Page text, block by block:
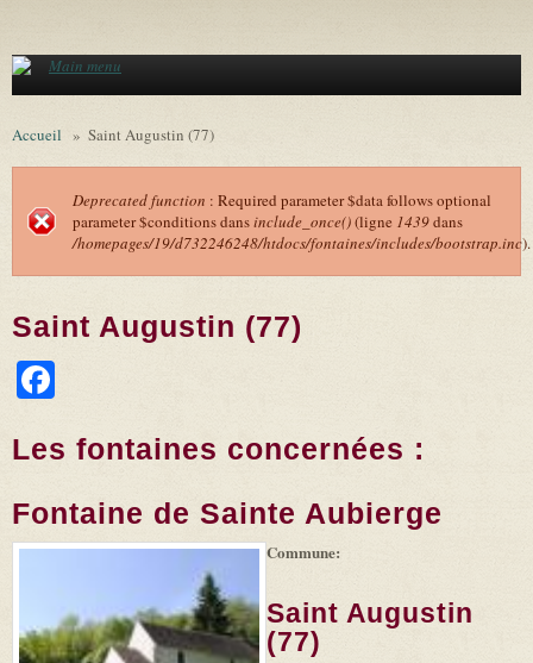
Main menu
Accueil » Saint Augustin (77)
Message d'erreur
Deprecated function : Required parameter $data follows optional
parameter $conditions dansinclude_once()(ligne 1439dans
/homepages/19/d732246248/htdocs/fontaines/includes/bootstrap.inc).
Saint Augustin (77)
Les fontaines concernées :
Fontaine de Sainte Aubierge
-
Leaflet (link is
|
(link is
external)
©
Microsoft
and
suppliers
Commune:
Saint Augustin
(77)